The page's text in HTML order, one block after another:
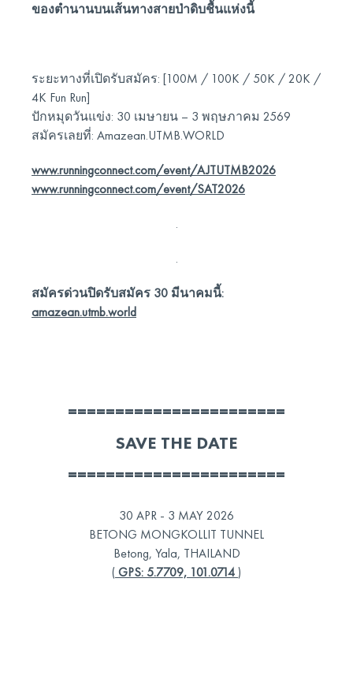
ของตำนานบนเส้นทางสายป่าดิบชื้นแห่งนี้
ระยะทางที่เปิดรับสมัคร: [100M / 100K / 50K / 20K /
4K Fun Run]
ปักหมุดวันแข่ง: 30 เมษายน – 3 พฤษภาคม 2569
สมัครเลยที่: Amazean.UTMB.WORLD
www.runningconnect.com/event/AJTUTMB2026
www.runningconnect.com/event/SAT2026
.
.
สมัครด่วนปิดรับสมัคร 30 มีนาคมนี้:
amazean.utmb.world
=======================
SAVE THE DATE
=======================
30 APR - 3 MAY 2026
BETONG MONGKOLLIT TUNNEL
Betong, Yala, THAILAND
( GPS: 5.7709, 101.0714)